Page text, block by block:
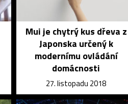
Mui je chytrý kus dřeva z
Japonska určený k
modernímu ovládání
domácnosti
27. listopadu 2018